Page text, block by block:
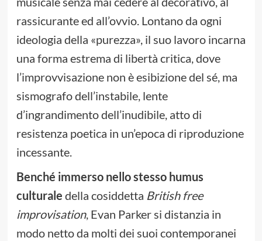
rassicurante ed all’ovvio. Lontano da ogni
ideologia della «purezza», il suo lavoro incarna
una forma estrema di libertà critica, dove
l’improvvisazione non è esibizione del sé, ma
sismografo dell’instabile, lente
d’ingrandimento dell’inudibile, atto di
resistenza poetica in un’epoca di riproduzione
incessante.
Benché immerso nello stesso humus
culturale della cosiddetta British free
improvisation, Evan Parker si distanzia in
modo netto da molti dei suoi contemporanei